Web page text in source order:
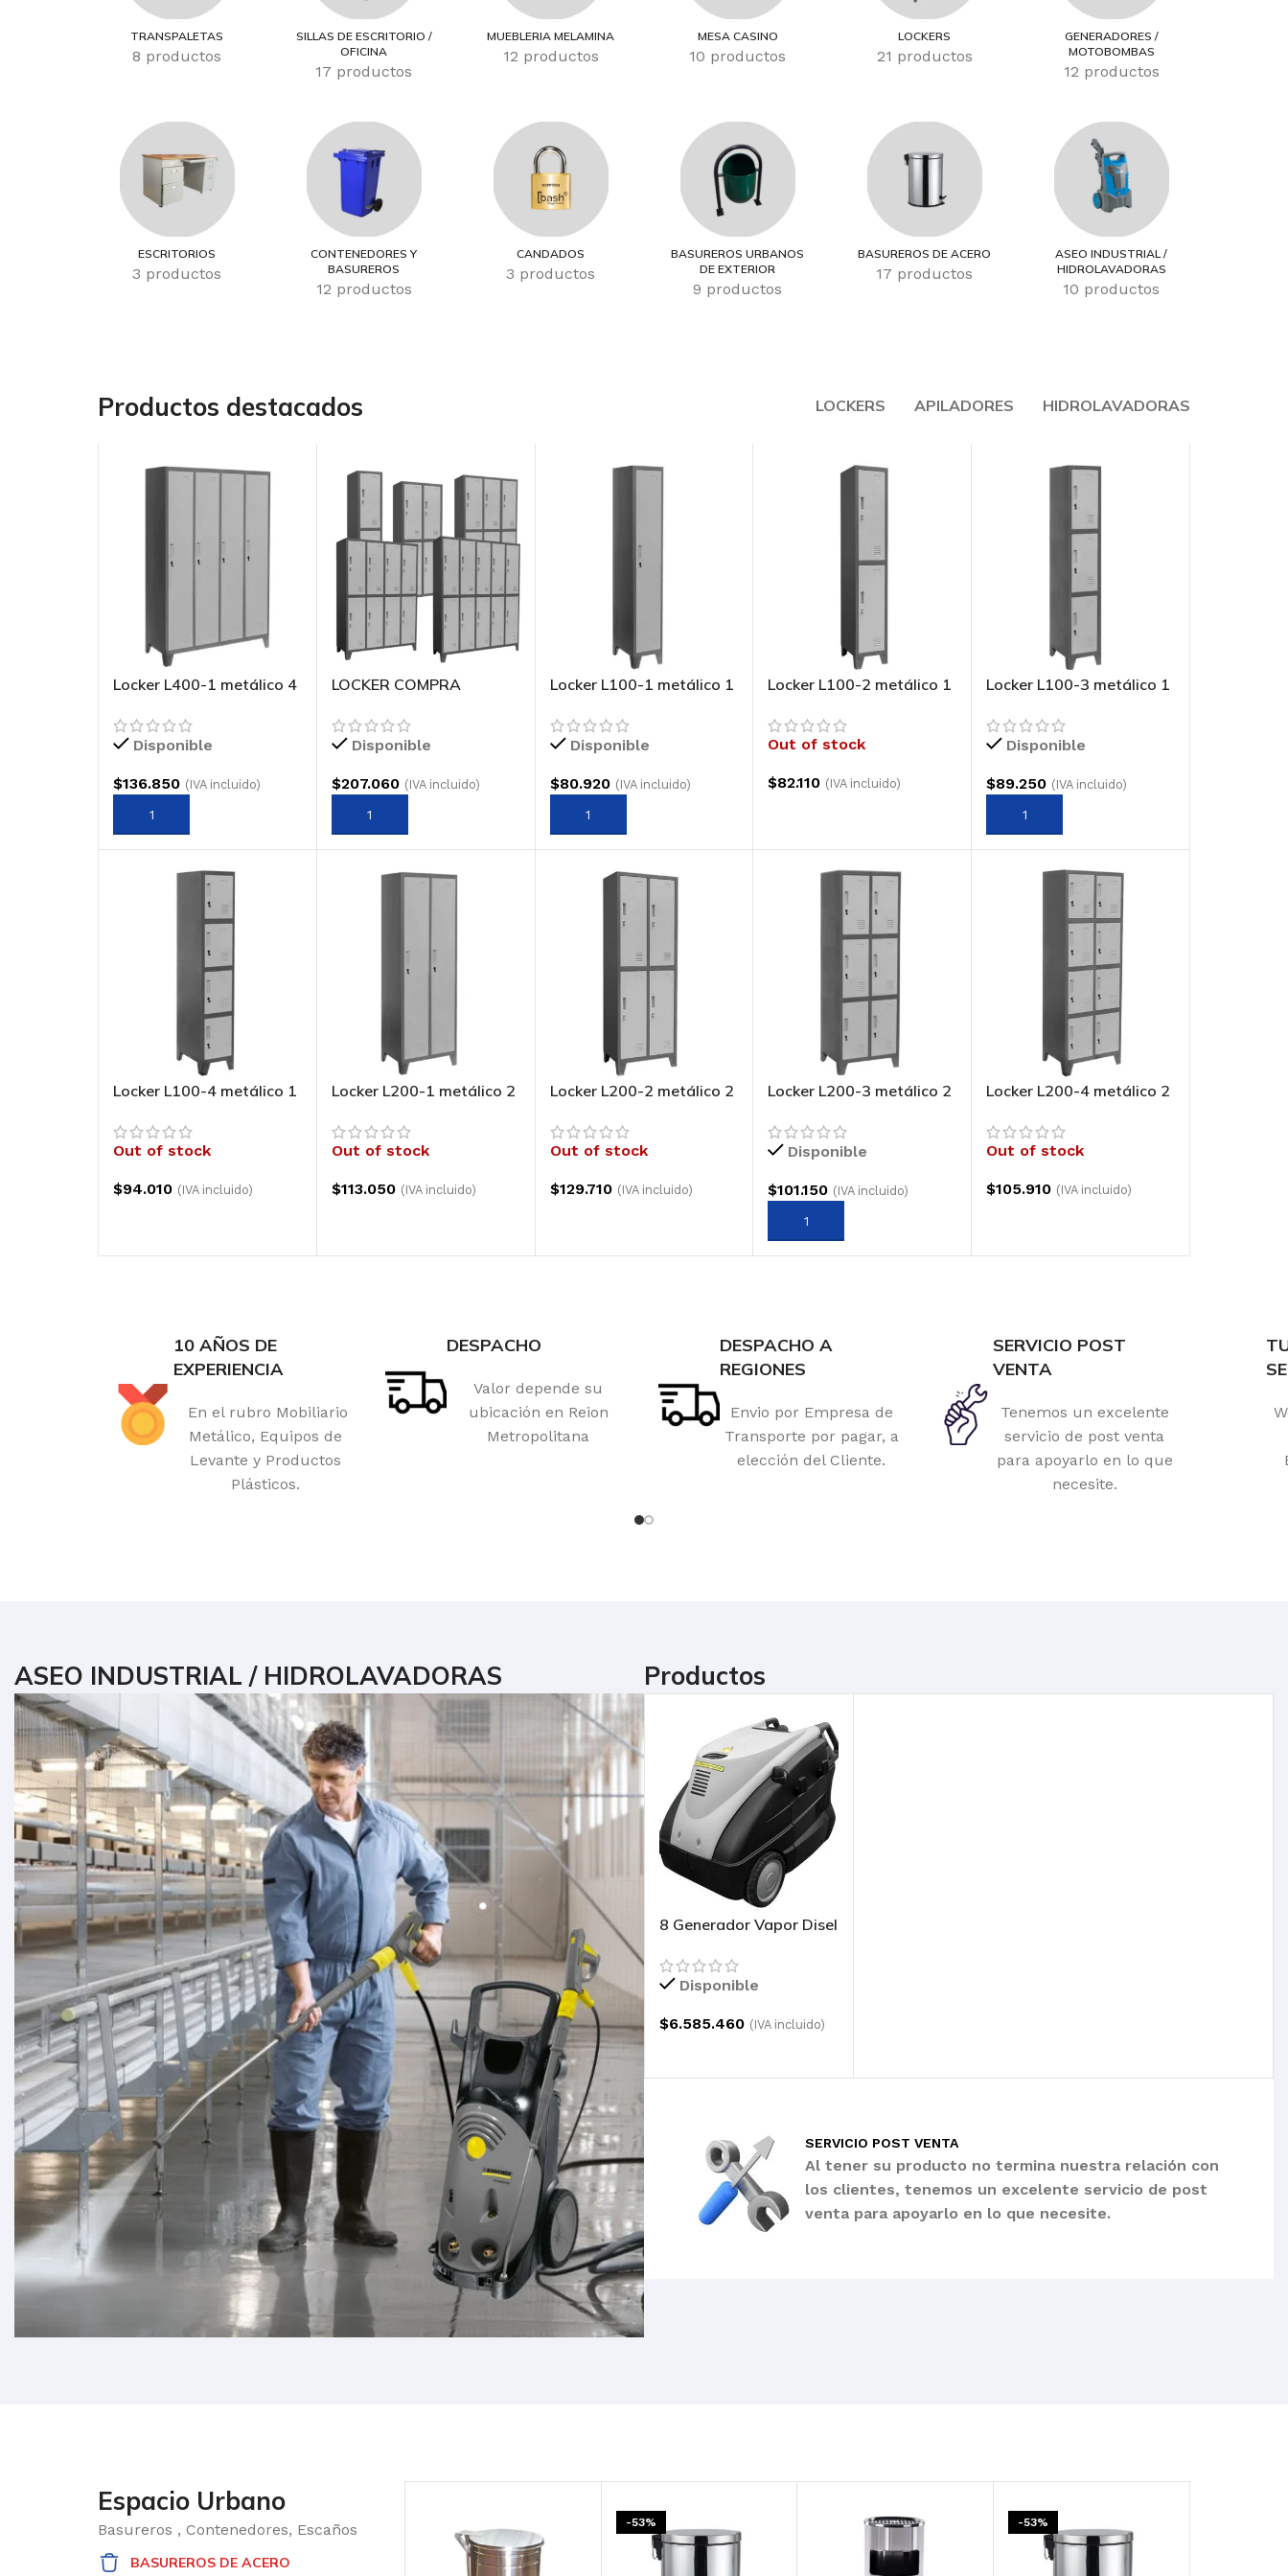
TRANSPALETAS
8 productos
SILLAS DE ESCRITORIO /
OFICINA
17 productos
MUEBLERIA MELAMINA
12 productos
MESA CASINO
10 productos
LOCKERS
21 productos
GENERADORES /
MOTOBOMBAS
12 productos
ESCRITORIOS
3 productos
CONTENEDORES Y
BASUREROS
12 productos
CANDADOS
3 productos
BASUREROS URBANOS
DE EXTERIOR
9 productos
BASUREROS DE ACERO
17 productos
ASEO INDUSTRIAL /
HIDROLAVADORAS
10 productos
Productos destacados LOCKERS APILADORES HIDROLAVADORAS
Locker L400-1 metálico 4
Disponible
$136.850 (IVA incluido)
AGREGAR AL CARRITO
LOCKER COMPRA
Disponible
$207.060 (IVA incluido)
AGREGAR AL CARRITO
Locker L100-1 metálico 1
Disponible
$80.920 (IVA incluido)
AGREGAR AL CARRITO
Locker L100-2 metálico 1
Out of stock
$82.110 (IVA incluido)
Locker L100-3 metálico 1
Disponible
$89.250 (IVA incluido)
AGREGAR AL CARRITO
Locker L100-4 metálico 1
Out of stock
$94.010 (IVA incluido)
Locker L200-1 metálico 2
Out of stock
$113.050 (IVA incluido)
Locker L200-2 metálico 2
Out of stock
$129.710 (IVA incluido)
Locker L200-3 metálico 2
Disponible
$101.150 (IVA incluido)
AGREGAR AL CARRITO
Locker L200-4 metálico 2
Out of stock
$105.910 (IVA incluido)
10 AÑOS DE
EXPERIENCIA
En el rubro Mobiliario
Metálico, Equipos de
Levante y Productos
Plásticos.
DESPACHO
Valor depende su
ubicación en Reion
Metropolitana
DESPACHO A
REGIONES
Envio por Empresa de
Transporte por pagar, a
elección del Cliente.
SERVICIO POST
VENTA
Tenemos un excelente
servicio de post venta
para apoyarlo en lo que
necesite.
ASEO INDUSTRIAL / HIDROLAVADORAS Productos
8 Generador Vapor Disel
Disponible
$6.585.460 (IVA incluido)
SERVICIO POST VENTA
Al tener su producto no termina nuestra relación con
los clientes, tenemos un excelente servicio de post
venta para apoyarlo en lo que necesite.
Espacio Urbano
Basureros , Contenedores, Escaños
BASUREROS DE ACERO
-53% -53%